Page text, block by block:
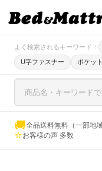
よく検索されるキーワード：
U字ファスナー ポケッ
🚚全品送料無料（一部地
⭐お客様の声 多数